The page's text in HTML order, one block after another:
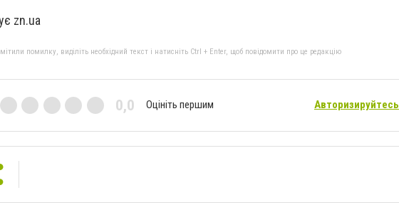
zn.ua
помилку, виділіть необхідний текст і натисніть Ctrl + Enter, щоб повідомити про це редакцію
0,0 Оцініть першим Авторизируйтесь